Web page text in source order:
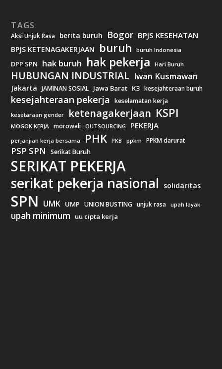
TAGS
Aksi Unjuk Rasa berita buruh Bogor BPJS KESEHATAN
BPJS KETENAGAKERJAAN buruh buruh Indonesia
DPP SPN hak buruh hak pekerja Hari Buruh
HUBUNGAN INDUSTRIAL Iwan Kusmawan
Jakarta JAMINAN SOSIAL Jawa Barat K3 kesejahteraan buruh
kesejahteraan pekerja keselamatan kerja
kesetaraan gender ketenagakerjaan KSPI
MOGOK KERJA morowali OUTSOURCING PEKERJA
perjanjian kerja bersama PHK PKB ppkm PPKM darurat
PSP SPN Serikat Buruh
SERIKAT PEKERJA
serikat pekerja nasional solidaritas
SPN UMK UMP UNION BUSTING unjuk rasa upah layak
upah minimum uu cipta kerja